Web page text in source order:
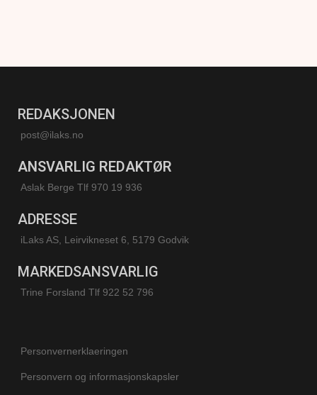
REDAKSJONEN
post@ilaks.no
ANSVARLIG REDAKTØR
Aslak Berge Tlf 970 19 936
ADRESSE
iLaks AS, Leirvikneset 6, 5179 Godvik
MARKEDSANSVARLIG
Trine Forsland Tlf 922 52 796
Personvernerklaeringen
Personvern og informasjonskapsler